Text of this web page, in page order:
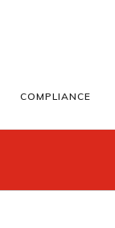
COMPLIANCE